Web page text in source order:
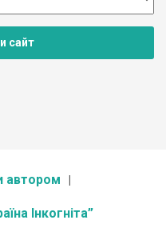
сайт
автором
Інкогніта”